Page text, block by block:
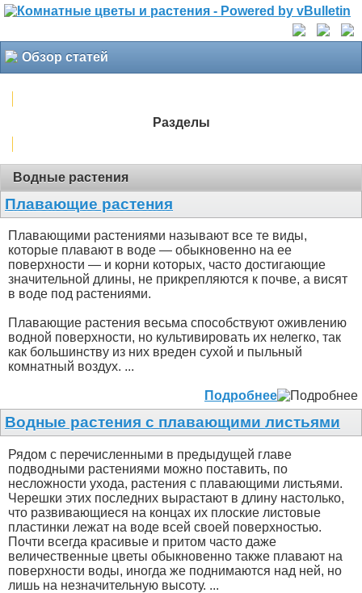
Обзор статей
Разделы
Водные растения
Плавающие растения
Плавающими растениями называют все те виды,
которые плавают в воде — обыкновенно на ее
поверхности — и корни которых, часто достигающие
значительной длины, не прикрепляются к почве, а висят
в воде под растениями.
Плавающие растения весьма способствуют оживлению
водной поверхности, но культивировать их нелегко, так
как большинству из них вреден сухой и пыльный
комнатный воздух. ...
Подробнее
Водные растения с плавающими листьями
Рядом с перечисленными в предыдущей главе
подводными растениями можно поставить, по
несложности ухода, растения с плавающими листьями.
Черешки этих последних вырастают в длину настолько,
что развивающиеся на концах их плоские листовые
пластинки лежат на воде всей своей поверхностью.
Почти всегда красивые и притом часто даже
величественные цветы обыкновенно также плавают на
поверхности воды, иногда же поднимаются над ней, но
лишь на незначительную высоту. ...